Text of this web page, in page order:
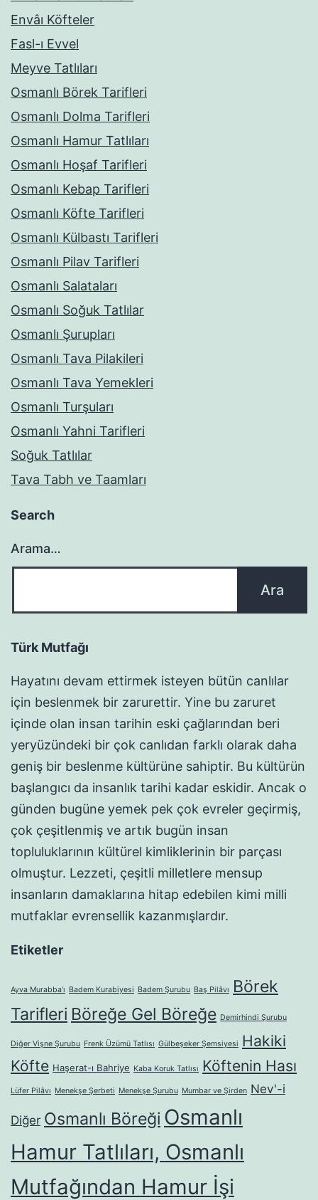
Envâı Köfteler
Fasl-ı Evvel
Meyve Tatlıları
Osmanlı Börek Tarifleri
Osmanlı Dolma Tarifleri
Osmanlı Hamur Tatlıları
Osmanlı Hoşaf Tarifleri
Osmanlı Kebap Tarifleri
Osmanlı Köfte Tarifleri
Osmanlı Külbastı Tarifleri
Osmanlı Pilav Tarifleri
Osmanlı Salataları
Osmanlı Soğuk Tatlılar
Osmanlı Şurupları
Osmanlı Tava Pilakileri
Osmanlı Tava Yemekleri
Osmanlı Turşuları
Osmanlı Yahni Tarifleri
Soğuk Tatlılar
Tava Tabh ve Taamları
Search
Arama…
Türk Mutfağı
Hayatını devam ettirmek isteyen bütün canlılar
için beslenmek bir zarurettir. Yine bu zaruret
içinde olan insan tarihin eski çağlarından beri
yeryüzündeki bir çok canlıdan farklı olarak daha
geniş bir beslenme kültürüne sahiptir. Bu kültürün
başlangıcı da insanlık tarihi kadar eskidir. Ancak o
günden bugüne yemek pek çok evreler geçirmiş,
çok çeşitlenmiş ve artık bugün insan
topluluklarının kültürel kimliklerinin bir parçası
olmuştur. Lezzeti, çeşitli milletlere mensup
insanların damaklarına hitap edebilen kimi milli
mutfaklar evrensellik kazanmışlardır.
Etiketler
Ayva Murabba'ı Badem Kurabiyesi Badem Şurubu Baş Pilâvı
Börek
Tarifleri Böreğe Gel Böreğe Demirhindi Şurubu
Diğer Vişne Şurubu Frenk Üzümü Tatlısı Gülbeşeker Şemsiyesi Hakiki
Köfte Haşerat-ı Bahriye Kaba Koruk Tatlısı Köftenin Hası
Lüfer Pilâvı Menekşe Şerbeti Menekşe Şurubu Mumbar ve Şirden Nev'-i
Diğer Osmanlı Böreği Osmanlı
Hamur Tatlıları, Osmanlı
Mutfağından Hamur İşi